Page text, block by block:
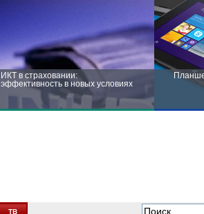
ИКТ в страховании:
эффективность в новых условиях
новых условиях
ТВ